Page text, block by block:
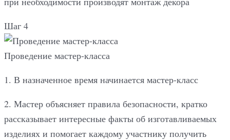
Шаг 4
Проведение мастер-класса
1. В назначенное время начинается мастер-класс
2. Мастер объясняет правила безопасности, кратко
рассказывает интересные факты об изготавливаемых
изделиях и помогает каждому участнику получить